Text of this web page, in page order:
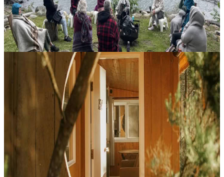
3000,00 CA$
24 settembre 2026 00:00
Kaslo, Canada
Quando una porta si chiude: transizione delle
Trasformare una delusione in consapevolezza, confini più solidi e un
nuovo inizio. Questo corso trasformativo è pensato per single pronti
a interrompere schemi relazionali ripetitivi, ritrovare il con...
1075,00 CA$